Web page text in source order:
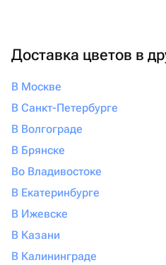
Доставка цветов в
В Москве
В Санкт-Петербурге
В Волгограде
В Брянске
Во Владивостоке
В Екатеринбурге
В Ижевске
В Казани
В Калининграде